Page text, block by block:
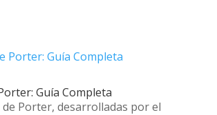
Guía Completa
de Porter, desarrolladas por el